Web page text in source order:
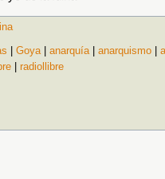
Goya| anarquía| anarquismo
radiollibre